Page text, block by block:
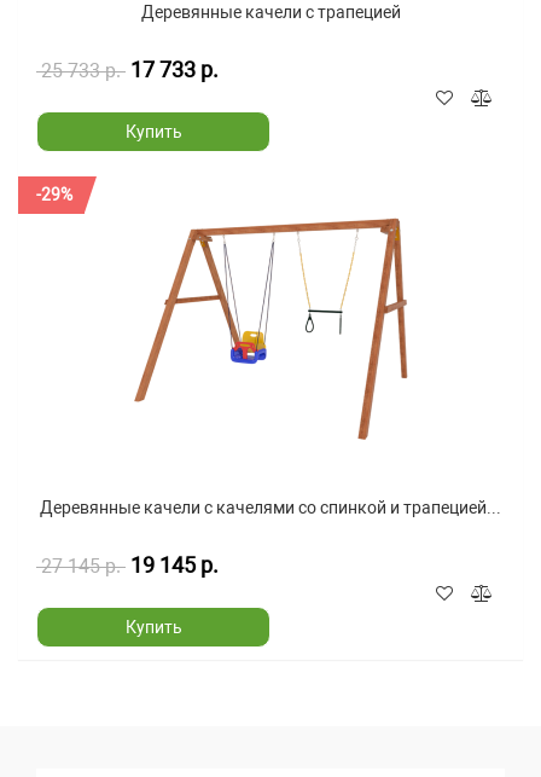
Деревянные качели с трапецией
25 733 р. 17 733 р.
Купить
-29%
Деревянные качели с качелями со спинкой и трапецией...
27 145 р. 19 145 р.
Купить